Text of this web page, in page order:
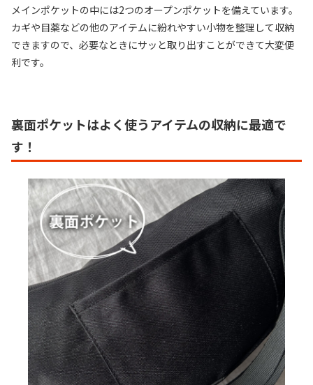
メインポケットの中には2つのオープンポケットを備えています。
カギや目薬などの他のアイテムに紛れやすい小物を整理して収納
できますので、必要なときにサッと取り出すことができて大変便
利です。
裏面ポケットはよく使うアイテムの収納に最適で
す！